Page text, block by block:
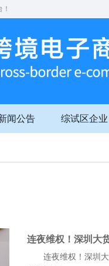
闻公告 综试区企业
连夜维权！深圳大
连夜维权！深圳